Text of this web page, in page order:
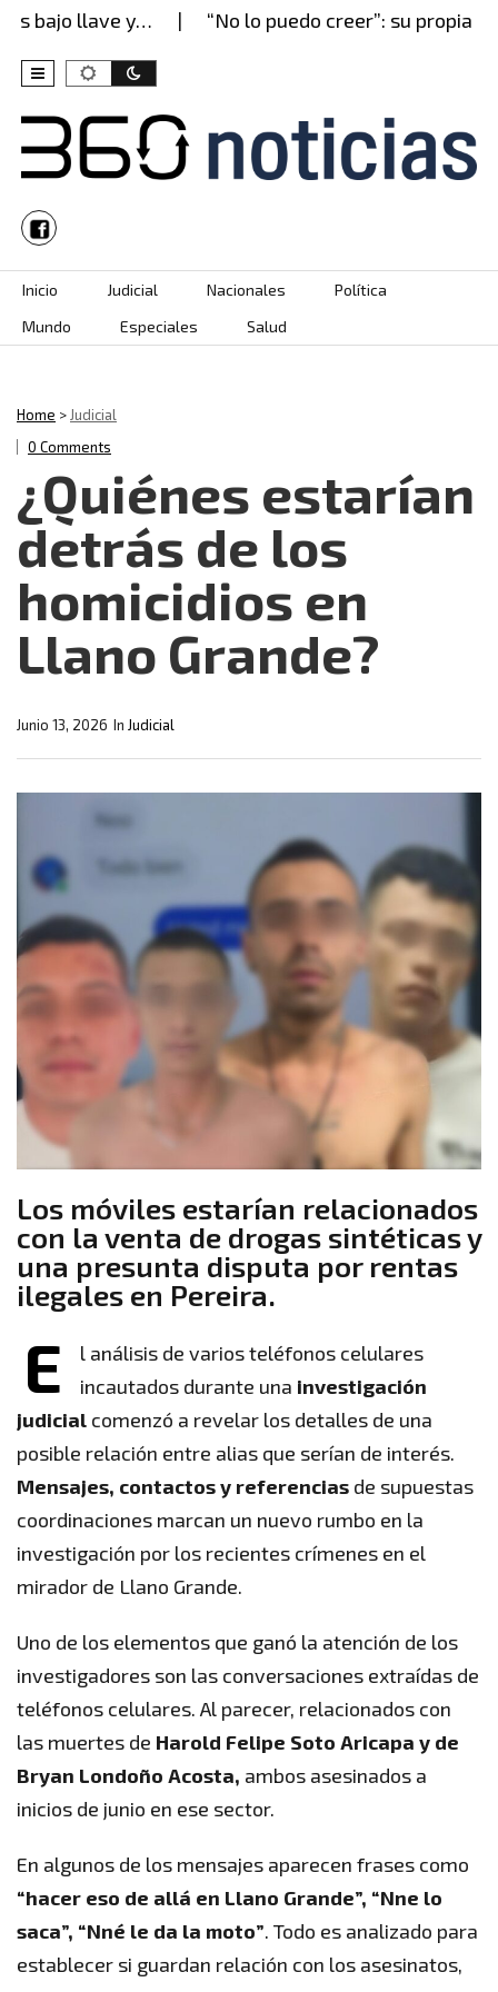
bajo llave y… “No lo puedo creer”: su propia
Skip to content
Inicio Judicial Nacionales
Política
Mundo
Especiales Salud
Home >Judicial
0 Comments
¿Quiénes estarían
detrás de los
homicidios en
Llano Grande?
In Judicial
Junio 13, 2026
Los móviles estarían relacionados
con la venta de drogas sintéticas y
una presunta disputa por rentas
ilegales en Pereira.
E
l análisis de varios teléfonos celulares
incautados durante una investigación
judicial comenzó a revelar los detalles de una
posible relación entre alias que serían de interés.
Mensajes, contactos y referencias de supuestas
coordinaciones marcan un nuevo rumbo en la
investigación por los recientes crímenes en el
mirador de Llano Grande.
Uno de los elementos que ganó la atención de los
investigadores son las conversaciones extraídas de
teléfonos celulares. Al parecer, relacionados con
las muertes de Harold Felipe Soto Aricapa y de
Bryan Londoño Acosta, ambos asesinados a
inicios de junio en ese sector.
En algunos de los mensajes aparecen frases como
“hacer eso de allá en Llano Grande”, “Nne lo
saca”, “Nné le da la moto”. Todo es analizado para
establecer si guardan relación con los asesinatos,